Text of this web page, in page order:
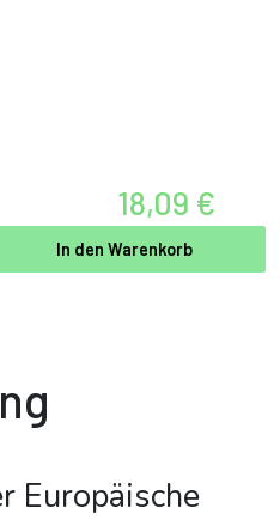
18,09 €
In den Warenkorb
Europäische